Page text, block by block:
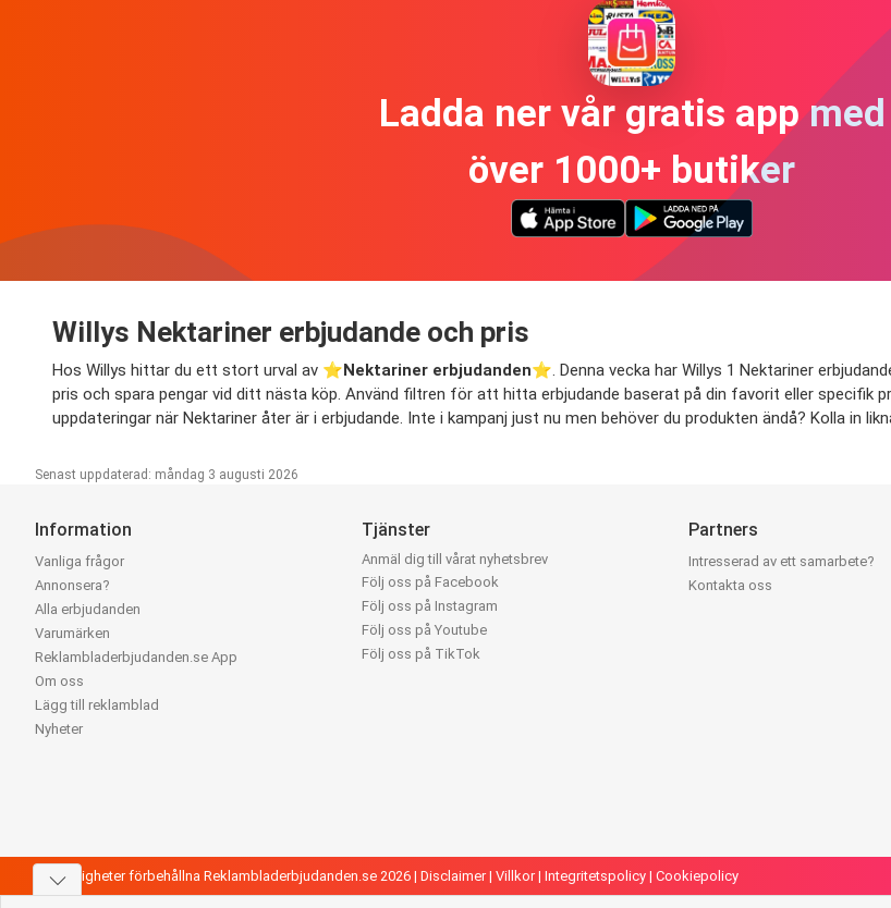
Ladda ner vår gratis app med
över 1000+ butiker
Willys Nektariner erbjudande och pris
Hos Willys hittar du ett stort urval av ⭐️Nektariner erbjudanden⭐️. Denna vecka har Willys 1 Nektariner
pris och spara pengar vid ditt nästa köp. Använd filtren för att hitta erbjudande baserat på din favorit eller specifik
uppdateringar när Nektariner åter är i erbjudande. Inte i kampanj just nu men behöver du produkten ändå? Kolla in
Senast uppdaterad: måndag 3 augusti 2026
Information
Vanliga frågor
Annonsera?
Alla erbjudanden
Varumärken
Reklambladerbjudanden.se App
Om oss
Lägg till reklamblad
Nyheter
Tjänster
Anmäl dig till vårat nyhetsbrev
Följ oss på Facebook
Följ oss på Instagram
Följ oss på Youtube
Följ oss på TikTok
Partners
Intresserad av ett samarbete?
Kontakta oss
Alla rättigheter förbehållna Reklambladerbjudanden.se 2026 | Disclaimer| Villkor| Integritetspolicy | Cookiepolicy